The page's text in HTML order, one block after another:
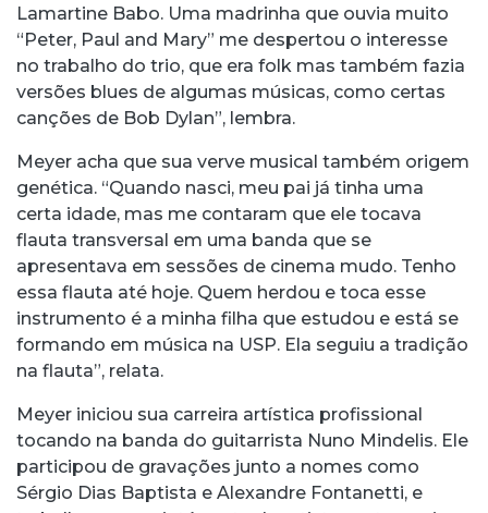
Lamartine Babo. Uma madrinha que ouvia muito
“Peter, Paul and Mary” me despertou o interesse
no trabalho do trio, que era folk mas também fazia
versões blues de algumas músicas, como certas
canções de Bob Dylan”, lembra.
Meyer acha que sua verve musical também origem
genética. “Quando nasci, meu pai já tinha uma
certa idade, mas me contaram que ele tocava
flauta transversal em uma banda que se
apresentava em sessões de cinema mudo. Tenho
essa flauta até hoje. Quem herdou e toca esse
instrumento é a minha filha que estudou e está se
formando em música na USP. Ela seguiu a tradição
na flauta”, relata.
Meyer iniciou sua carreira artística profissional
tocando na banda do guitarrista Nuno Mindelis. Ele
participou de gravações junto a nomes como
Sérgio Dias Baptista e Alexandre Fontanetti, e